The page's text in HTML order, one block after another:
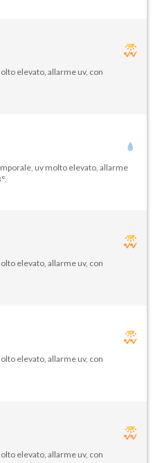
elevato, allarme uv, con
uv molto elevato, allarme
elevato, allarme uv, con
elevato, allarme uv, con
elevato, allarme uv, con